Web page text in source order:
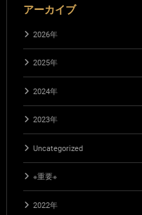
アーカイブ
2026年
2025年
2024年
2023年
Uncategorized
※重要※
2022年